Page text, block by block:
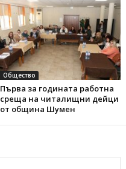
Общество
Първа за годината работна
среща на читалищни дейци
от община Шумен